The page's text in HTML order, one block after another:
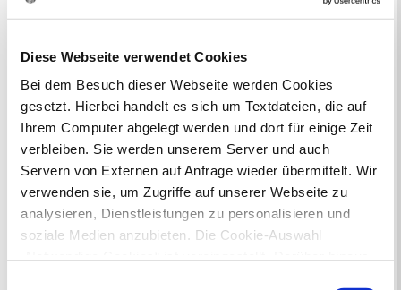
Diese Webseite verwendet Cookies
Bei dem Besuch dieser Webseite werden Cookies
gesetzt. Hierbei handelt es sich um Textdateien, die auf
Ihrem Computer abgelegt werden und dort für einige Zeit
verbleiben. Sie werden unserem Server und auch
Servern von Externen auf Anfrage wieder übermittelt. Wir
verwenden sie, um Zugriffe auf unserer Webseite zu
analysieren, Dienstleistungen zu personalisieren und
soziale Medien anzubieten. Die Cookie-Auswahl
45665 Recklinghausen
Im Kuniberg 73
45665 Recklinghausen
Tel. 02361 – 3066974
Residenz am Kuniberg – Wohnen mit Service
Lipperlandstraße 14
Tel. 02361 - 3066974
Ruhrstraße 20, 24a, b, c, 28b, c: (nicht seniorengerecht)